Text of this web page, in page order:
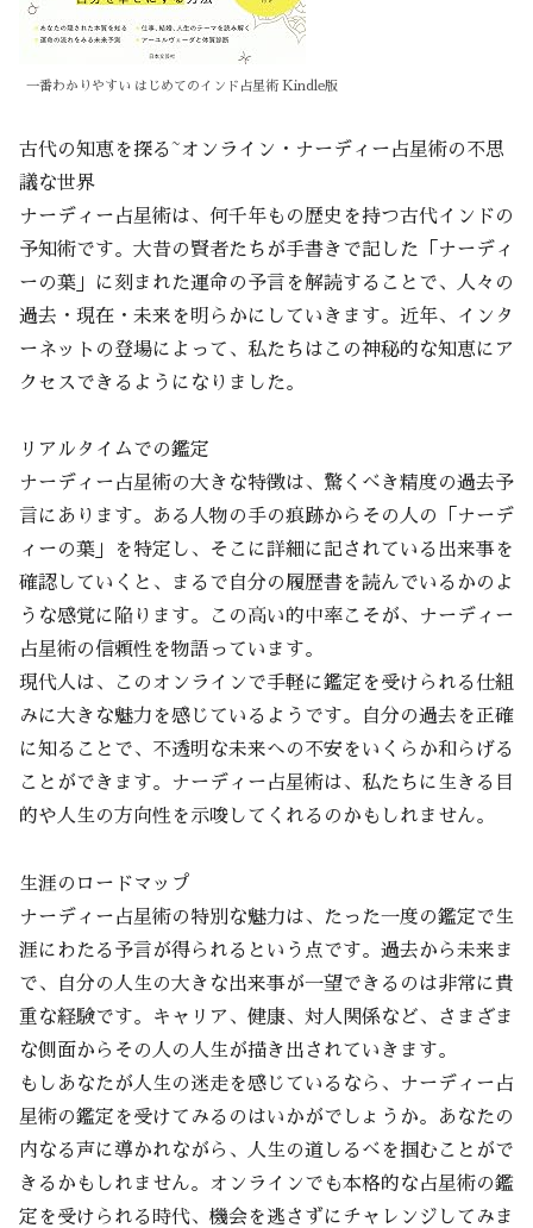
一番わかりやすい はじめてのインド占星術 Kindle版
古代の知恵を探る~オンライン・ナーディー占星術の不思
議な世界
ナーディー占星術は、何千年もの歴史を持つ古代インドの
予知術です。大昔の賢者たちが手書きで記した「ナーディ
ーの葉」に刻まれた運命の予言を解読することで、人々の
過去・現在・未来を明らかにしていきます。近年、インタ
ーネットの登場によって、私たちはこの神秘的な知恵にア
クセスできるようになりました。
リアルタイムでの鑑定
ナーディー占星術の大きな特徴は、驚くべき精度の過去予
言にあります。ある人物の手の痕跡からその人の「ナーデ
ィーの葉」を特定し、そこに詳細に記されている出来事を
確認していくと、まるで自分の履歴書を読んでいるかのよ
うな感覚に陥ります。この高い的中率こそが、ナーディー
占星術の信頼性を物語っています。
現代人は、このオンラインで手軽に鑑定を受けられる仕組
みに大きな魅力を感じているようです。自分の過去を正確
に知ることで、不透明な未来への不安をいくらか和らげる
ことができます。ナーディー占星術は、私たちに生きる目
的や人生の方向性を示唆してくれるのかもしれません。
生涯のロードマップ
ナーディー占星術の特別な魅力は、たった一度の鑑定で生
涯にわたる予言が得られるという点です。過去から未来ま
で、自分の人生の大きな出来事が一望できるのは非常に貴
重な経験です。キャリア、健康、対人関係など、さまざま
な側面からその人の人生が描き出されていきます。
もしあなたが人生の迷走を感じているなら、ナーディー占
星術の鑑定を受けてみるのはいかがでしょうか。あなたの
内なる声に導かれながら、人生の道しるべを掴むことがで
きるかもしれません。オンラインでも本格的な占星術の鑑
定を受けられる時代、機会を逃さずにチャレンジしてみま